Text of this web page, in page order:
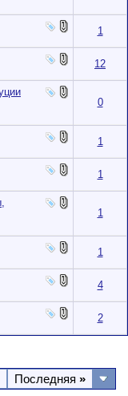
1
12
0
1
1
1
1
4
2
Последняя »